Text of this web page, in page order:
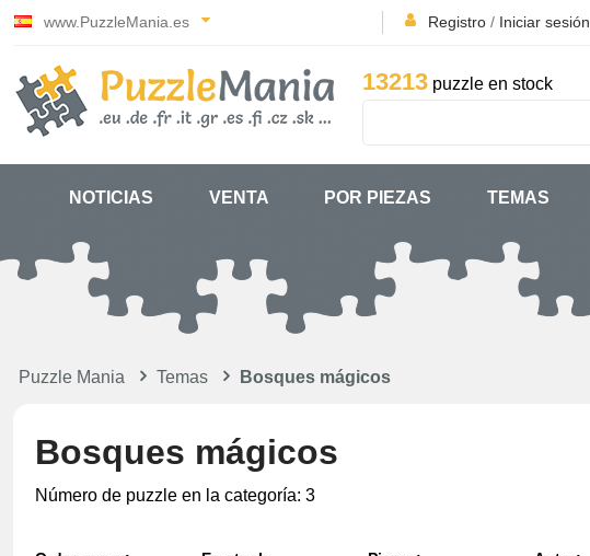
www.PuzzleMania.es Registro / Iniciar sesión
13213 puzzle en stock
NOTICIAS VENTA POR PIEZAS TEMAS
Puzzle Mania Temas Bosques mágicos
Bosques mágicos
Número de puzzle en la categoría: 3